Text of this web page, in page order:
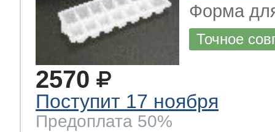
Форма
Точное
2570
Поступит 17 ноября
Предоплата 50%